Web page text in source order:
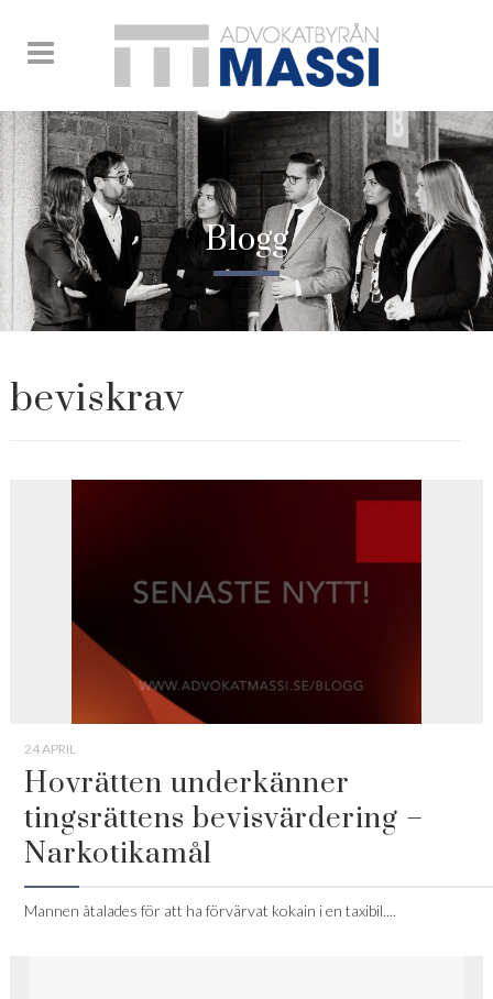
Blogg
beviskrav
24 APRIL
Hovrätten underkänner
tingsrättens bevisvärdering –
Narkotikamål
Mannen åtalades för att ha förvärvat kokain i en taxibil....